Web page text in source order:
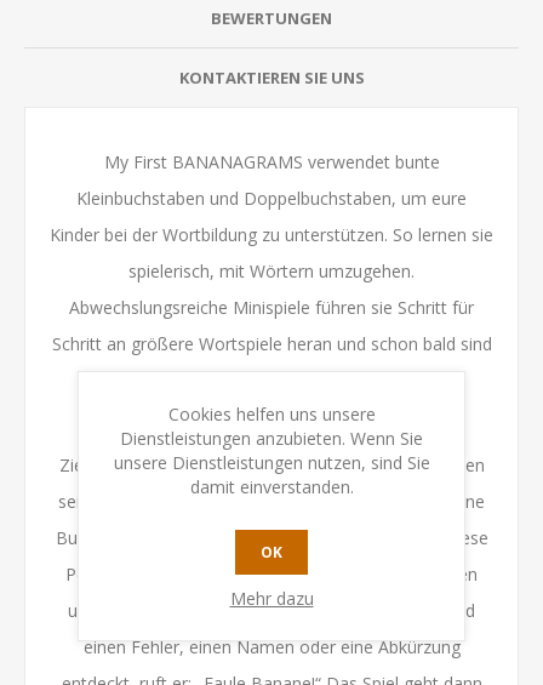
BEWERTUNGEN
KONTAKTIEREN SIE UNS
My First BANANAGRAMS verwendet bunte
Kleinbuchstaben und Doppelbuchstaben, um eure
Kinder bei der Wortbildung zu unterstützen. So lernen sie
spielerisch, mit Wörtern umzugehen.
Abwechslungsreiche Minispiele führen sie Schritt für
Schritt an größere Wortspiele heran und schon bald sind
Erfahrung.
Ziel des Spiels ist es, als Erster ein Wortgitter aus allen
seinen Buchstaben zu bilden. Sobald jemand alle seine
Buchstaben zu einem Wortgitter verbaut hat, ruft diese
Person: „Alles Banane!“. Das Spiel wird unterbrochen
und die anderen prüfen das Wortgitter. Falls jemand
einen Fehler, einen Namen oder eine Abkürzung
Cookies helfen uns unsere
Dienstleistungen anzubieten. Wenn Sie
unsere Dienstleistungen nutzen, sind Sie
damit einverstanden.
OK
Mehr dazu